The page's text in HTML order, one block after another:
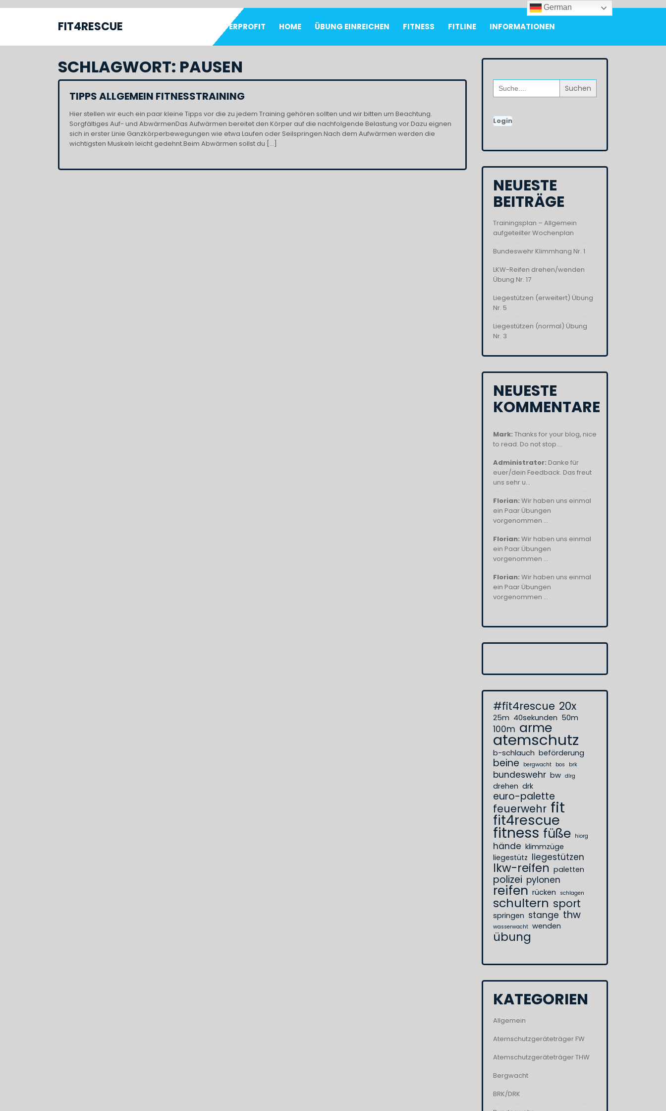
FIT4RESCUE SUPERPROFIT HOME ÜBUNG EINREICHEN FITNESS FITLINE INFORMATIONEN
SCHLAGWORT: PAUSEN
TIPPS ALLGEMEIN FITNESSTRAINING
Hier stellen wir euch ein paar kleine Tipps vor die zu jedem Training gehören sollten und wir bitten um Beachtung.
Sorgfältiges Auf- und AbwärmenDas Aufwärmen bereitet den Körper auf die nachfolgende Belastung vor.Dazu eignen
sich in erster Linie Ganzkörperbewegungen wie etwa Laufen oder Seilspringen.Nach dem Aufwärmen werden die
wichtigsten Muskeln leicht gedehnt.Beim Abwärmen sollst du […]
Search
for:
Login
NEUESTE
BEITRÄGE
Trainingsplan – Allgemein
aufgeteilter Wochenplan
Bundeswehr Klimmhang Nr. 1
LKW-Reifen drehen/wenden
Übung Nr. 17
Liegestützen (erweitert) Übung
Nr. 5
Liegestützen (normal) Übung
Nr. 3
NEUESTE
KOMMENTARE
Mark: Thanks for your blog, nice
to read. Do not stop....
Administrator: Danke für
euer/dein Feedback. Das freut
uns sehr u...
Florian: Wir haben uns einmal
ein Paar Übungen
vorgenommen ...
Florian: Wir haben uns einmal
ein Paar Übungen
vorgenommen ...
Florian: Wir haben uns einmal
ein Paar Übungen
vorgenommen ...
#fit4rescue 20x
25m 40sekunden 50m
100m arme
atemschutz
b-schlauch beförderung
beine bergwacht bos brk
bundeswehr bw dlrg
drehen drk
euro-palette
feuerwehr fit
fit4rescue
fitness füße hiorg
hände klimmzüge
liegestütz liegestützen
lkw-reifen paletten
polizei pylonen
reifen rücken schlagen
schultern sport
springen stange thw
wasserwacht wenden
übung
KATEGORIEN
Allgemein
Atemschutzgeräteträger FW
Atemschutzgeräteträger THW
Bergwacht
BRK/DRK
German